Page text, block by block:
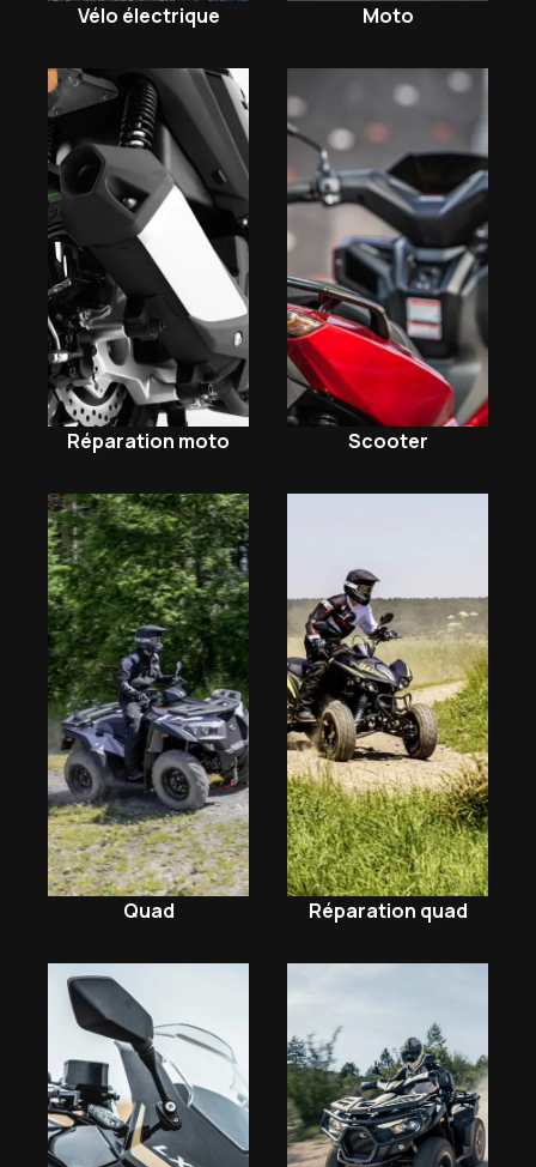
Vélo électrique Moto
Réparation moto Scooter
Quad Réparation quad